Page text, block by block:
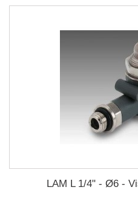
LAM L 1/4" - Ø6 -